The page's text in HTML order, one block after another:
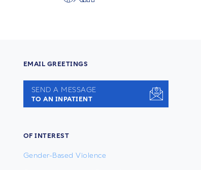
EMAIL GREETINGS
SEND A MESSAGE
TO AN INPATIENT
OF INTEREST
Gender-Based Violence